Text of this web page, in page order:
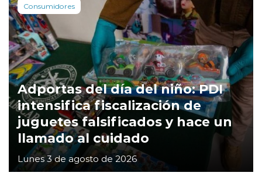
Consumidores
Adportas del día del niño: PDI
intensifica fiscalización de
juguetes falsificados y hace un
llamado al cuidado
Lunes 3 de agosto de 2026